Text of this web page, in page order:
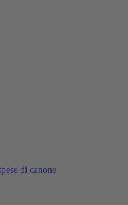
di canone